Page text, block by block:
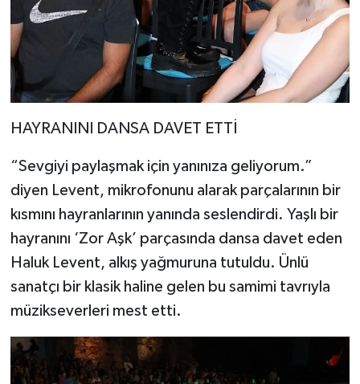
HAYRANINI DANSA DAVET ETTİ
“Sevgiyi paylaşmak için yanınıza geliyorum.”
diyen Levent, mikrofonunu alarak parçalarının bir
kısmını hayranlarının yanında seslendirdi. Yaşlı bir
hayranını ‘Zor Aşk’ parçasında dansa davet eden
Haluk Levent, alkış yağmuruna tutuldu. Ünlü
sanatçı bir klasik haline gelen bu samimi tavrıyla
müzikseverleri mest etti.